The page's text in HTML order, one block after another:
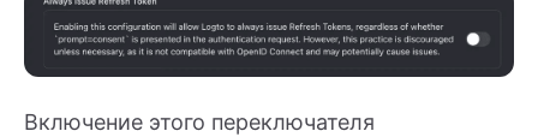
Включение этого переключателя